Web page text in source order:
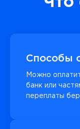
Способы
Можно
банк или
переплаты